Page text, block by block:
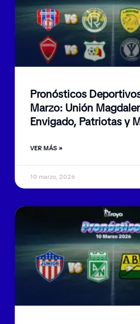
Pronósticos
Marzo: Unión
Envigado, Patriotas y
VER MÁS »
10 marzo, 2026